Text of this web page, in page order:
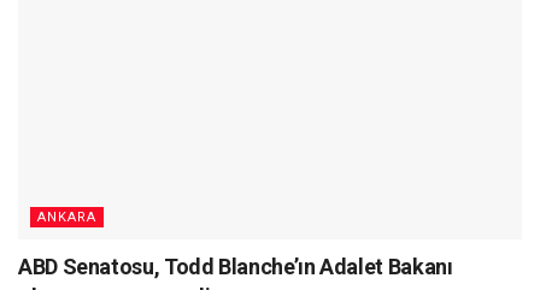
ANKARA
ABD Senatosu, Todd Blanche’ın Adalet Bakanı